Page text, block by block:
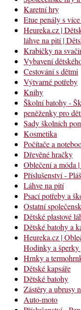
Karetní hry
Etue penály s
Heureka.cz |
láhve na pití |
Krabičky na
Vybavení
Cestování s dětmi
Výtvarné potřeby
Knihy
Školní batohy -
peněženky pro
Sady školních
Kosmetika
Počítače a
Dřevěné hračky
Oblečení a
Příslušenství -
Láhve na pití
Psací potřeby a
Ostatní
Dětské plastové
Dětské batohy a
Heureka.cz |
Hodinky a šperky
Hrnky a
Dětské kapsáře
Dětské batohy
Zástěry a ubrusy
Auto-moto